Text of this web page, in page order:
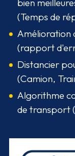
(Temps de
Amélioration
(rapport
Distancier
(Camion,
Algorithme
de transport